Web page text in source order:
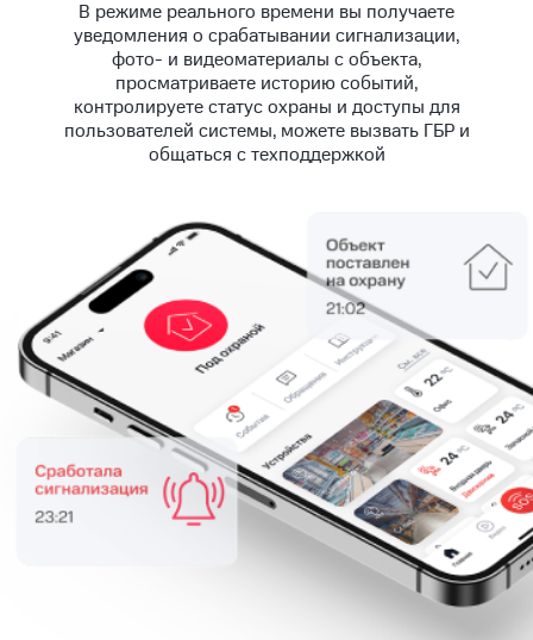
В режиме реального времени вы получаете
уведомления о срабатывании сигнализации,
фото- и видеоматериалы с объекта,
просматриваете историю событий,
контролируете статус охраны и доступы для
пользователей системы, можете вызвать ГБР и
общаться с техподдержкой